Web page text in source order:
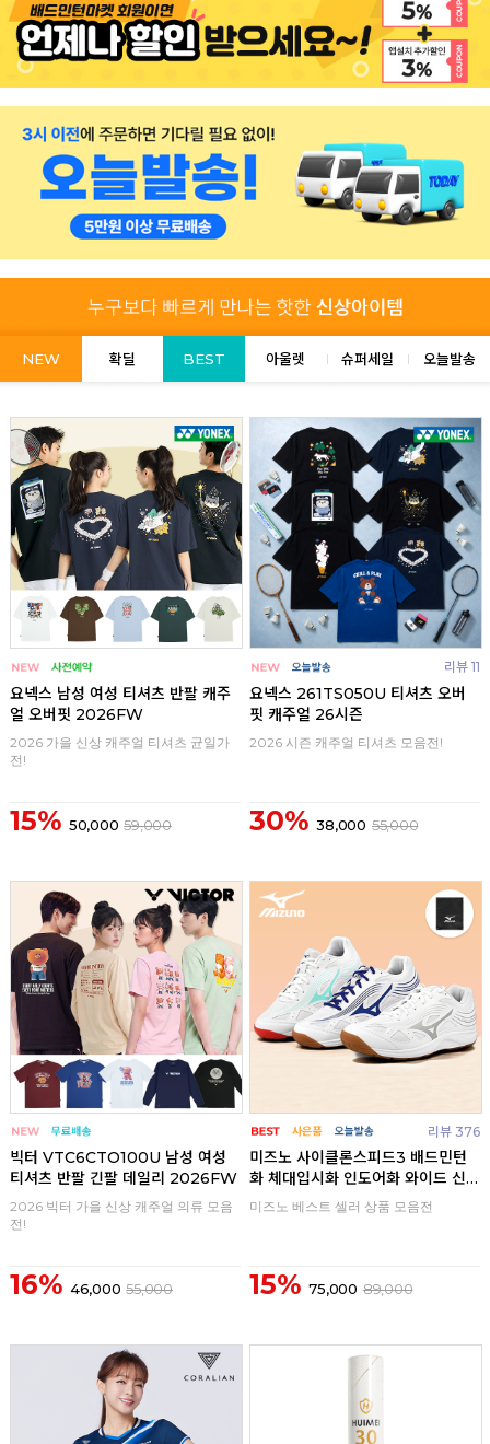
NEW 확딜 BEST 아울렛 슈퍼세일 오늘발송
요넥스 남성 여성 티셔츠 반팔 캐주
얼 오버핏 2026FW
2026 가을 신상 캐주얼 티셔츠 균일가
전!
15% 50,000 59,000
리뷰 11
요넥스 261TS050U 티셔츠 오버
핏 캐주얼 26시즌
2026 시즌 캐주얼 티셔츠 모음전!
30% 38,000 55,000
빅터 VTC6CTO100U 남성 여성
티셔츠 반팔 긴팔 데일리 2026FW
2026 빅터 가을 신상 캐주얼 의류 모음
전!
16% 46,000 55,000
리뷰 376
미즈노 사이클론스피드3 배드민턴
화 체대입시화 인도어화 와이드 신
발
미즈노 베스트 셀러 상품 모음전
15% 75,000 89,000